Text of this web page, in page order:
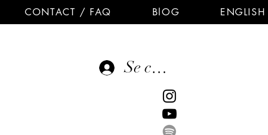
CONTACT / FAQ BlOG ENGLISH
Se connecter